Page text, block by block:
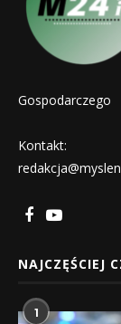
Gospodarczego
Kontakt:
NAJCZĘŚCIEJ
1